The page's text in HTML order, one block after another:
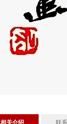
相关介绍 联